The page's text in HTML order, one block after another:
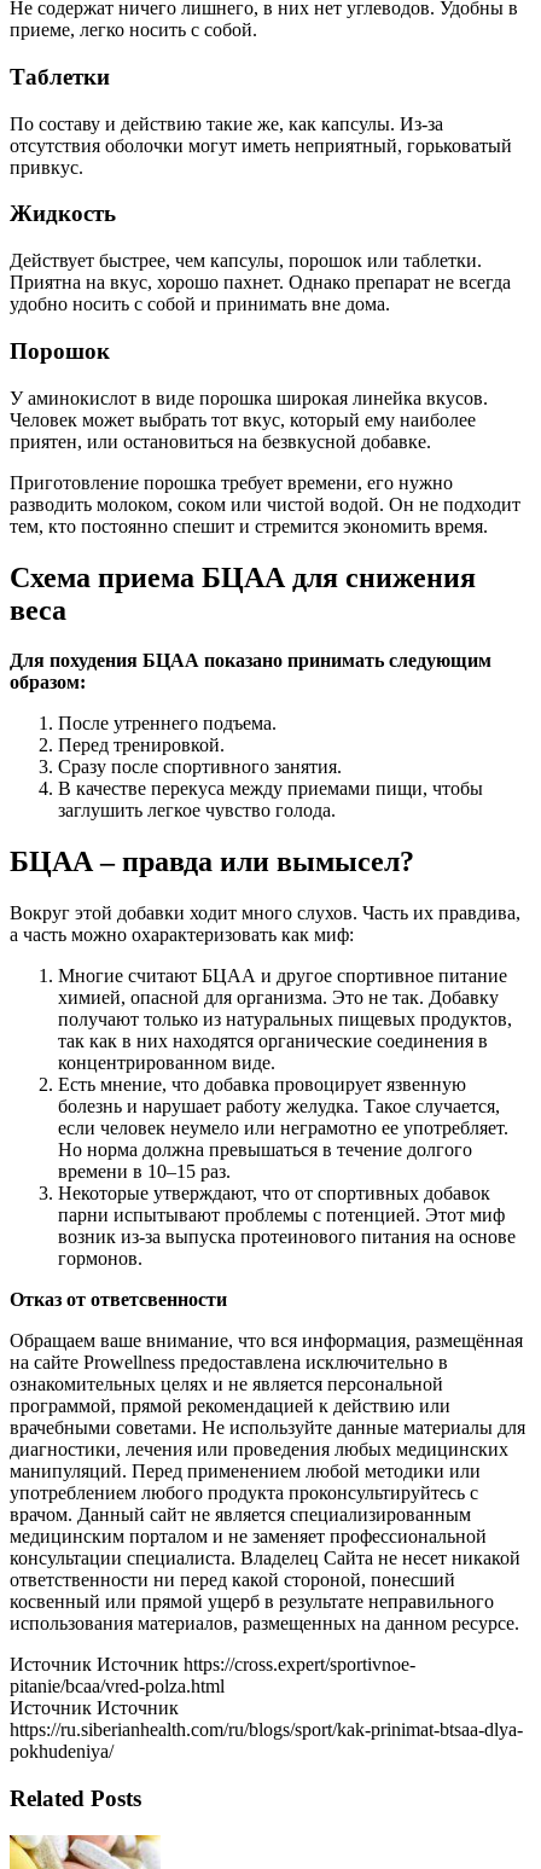
Не содержат ничего лишнего, в них нет углеводов. Удобны в
приеме, легко носить с собой.
Таблетки
По составу и действию такие же, как капсулы. Из-за
отсутствия оболочки могут иметь неприятный, горьковатый
привкус.
Жидкость
Действует быстрее, чем капсулы, порошок или таблетки.
Приятна на вкус, хорошо пахнет. Однако препарат не всегда
удобно носить с собой и принимать вне дома.
Порошок
У аминокислот в виде порошка широкая линейка вкусов.
Человек может выбрать тот вкус, который ему наиболее
приятен, или остановиться на безвкусной добавке.
Приготовление порошка требует времени, его нужно
разводить молоком, соком или чистой водой. Он не подходит
тем, кто постоянно спешит и стремится экономить время.
Схема приема БЦАА для снижения
веса
Для похудения БЦАА показано принимать следующим
образом:
После утреннего подъема.
Перед тренировкой.
Сразу после спортивного занятия.
В качестве перекуса между приемами пищи, чтобы
заглушить легкое чувство голода.
БЦАА – правда или вымысел?
Вокруг этой добавки ходит много слухов. Часть их правдива,
а часть можно охарактеризовать как миф:
Многие считают БЦАА и другое спортивное питание
химией, опасной для организма. Это не так. Добавку
получают только из натуральных пищевых продуктов,
так как в них находятся органические соединения в
концентрированном виде.
Есть мнение, что добавка провоцирует язвенную
болезнь и нарушает работу желудка. Такое случается,
если человек неумело или неграмотно ее употребляет.
Но норма должна превышаться в течение долгого
времени в 10–15 раз.
Некоторые утверждают, что от спортивных добавок
парни испытывают проблемы с потенцией. Этот миф
возник из-за выпуска протеинового питания на основе
гормонов.
Отказ от ответсвенности
Обращаем ваше внимание, что вся информация, размещённая
на сайте Prowellness предоставлена исключительно в
ознакомительных целях и не является персональной
программой, прямой рекомендацией к действию или
врачебными советами. Не используйте данные материалы для
диагностики, лечения или проведения любых медицинских
манипуляций. Перед применением любой методики или
употреблением любого продукта проконсультируйтесь с
врачом. Данный сайт не является специализированным
медицинским порталом и не заменяет профессиональной
консультации специалиста. Владелец Сайта не несет никакой
ответственности ни перед какой стороной, понесший
косвенный или прямой ущерб в результате неправильного
использования материалов, размещенных на данном ресурсе.
Источник Источник https://cross.expert/sportivnoe-
pitanie/bcaa/vred-polza.html
Источник Источник
https://ru.siberianhealth.com/ru/blogs/sport/kak-prinimat-btsaa-dlya-
pokhudeniya/
Related Posts